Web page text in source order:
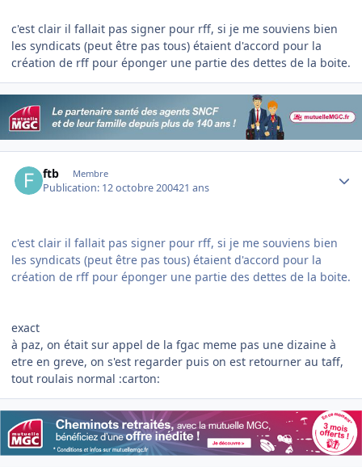
c'est clair il fallait pas signer pour rff, si je me souviens bien
les syndicats (peut être pas tous) étaient d'accord pour la
création de rff pour éponger une partie des dettes de la boite.
ftb Membre
Publication: 12 octobre 200421 ans
c'est clair il fallait pas signer pour rff, si je me souviens bien
les syndicats (peut être pas tous) étaient d'accord pour la
création de rff pour éponger une partie des dettes de la boite.
exact
à paz, on était sur appel de la fgac meme pas une dizaine à
etre en greve, on s'est regarder puis on est retourner au taff,
tout roulais normal :carton: